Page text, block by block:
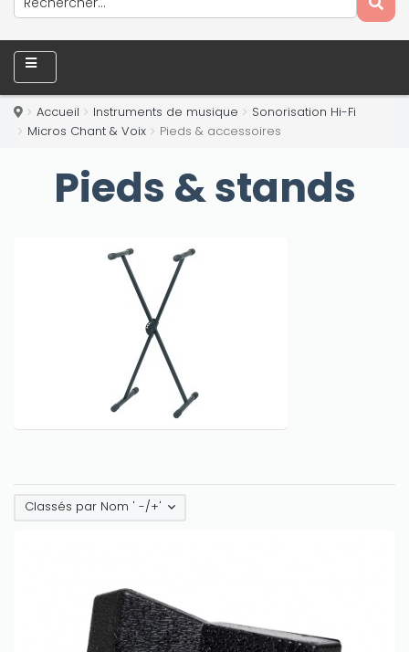
Accueil Instruments de musique
Sonorisation Hi-Fi
Micros Chant & Voix
Pieds & accessoires
Pieds & stands
Classés par Nom ' -/+'